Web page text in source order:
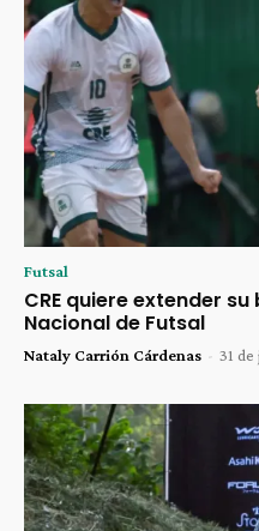
Futsal
CRE quiere extender
Nacional de Futsal
Nataly Carrión Cárdenas - 31